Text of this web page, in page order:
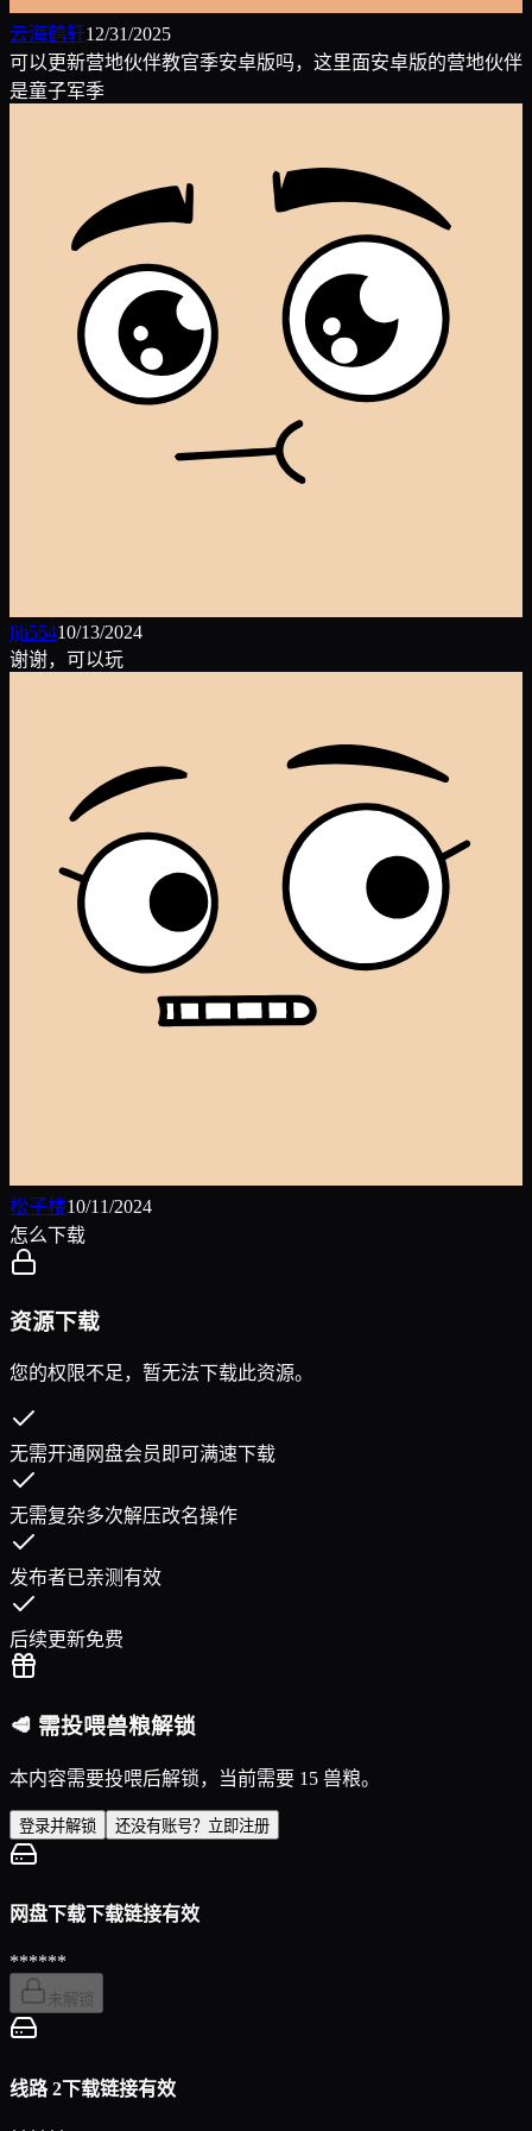
云海鹤轩12/31/2025
可以更新营地伙伴教官季安卓版吗，这里面安卓版的营地伙伴
是童子军季
ljh55410/13/2024
谢谢，可以玩
松子楼10/11/2024
怎么下载
资源下载
您的权限不足，暂无法下载此资源。
无需开通网盘会员即可满速下载
无需复杂多次解压改名操作
发布者已亲测有效
后续更新免费
🥩 需投喂兽粮解锁
本内容需要投喂后解锁，当前需要 15 兽粮。
登录并解锁 还没有账号？立即注册
网盘下载下载链接有效
******
未解锁
线路 2下载链接有效